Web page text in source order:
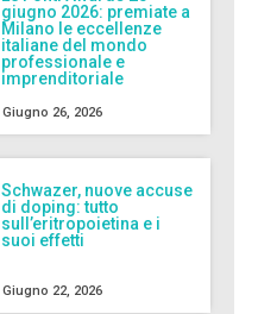
giugno 2026: premiate a
Milano le eccellenze
italiane del mondo
professionale e
imprenditoriale
Giugno 26, 2026
Schwazer, nuove accuse
di doping: tutto
sull’eritropoietina e i
suoi effetti
Giugno 22, 2026